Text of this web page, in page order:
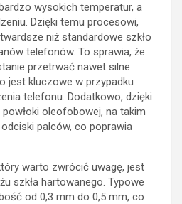
wysokich temperatur, a
Dzięki temu procesowi,
niż standardowe szkło
telefonów. To sprawia, że
przetrwać nawet silne
jest kluczowe w przypadku
telefonu. Dodatkowo, dzięki
oleofobowej, na takim
palców, co poprawia
warto zwrócić uwagę, jest
szkła hartowanego. Typowe
od 0,3 mm do 0,5 mm, co